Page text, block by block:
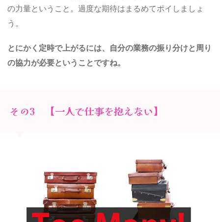
の力量ということ。過度な期待はまるめてポイしましょ
う。
とにかく定時で上がるには、自分の業務の振り分けと周り
の協力が必要ということですね。
その3 【一人で仕事を抱えない】